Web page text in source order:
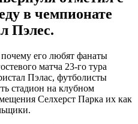
в чемпионате
Пэлес.
его любят фанаты
матча 23-го тура
Пэлас, футболисты
стадион на клубном
Селхерст Парка их как